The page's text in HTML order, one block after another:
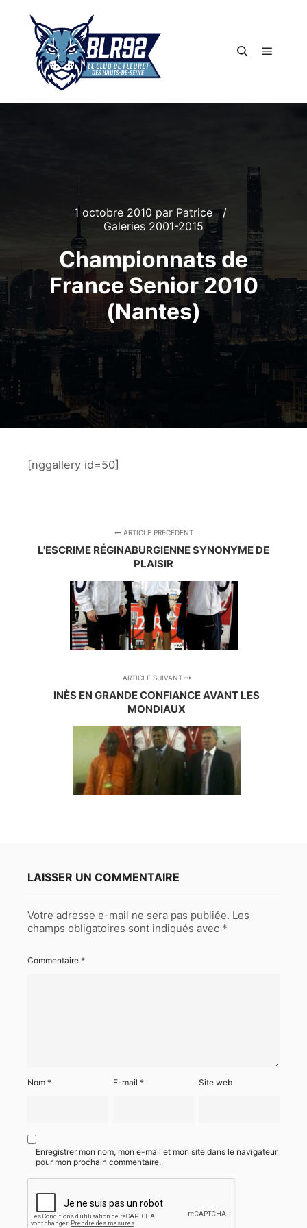
1 octobre 2010 par Patrice
Galeries 2001-2015
Championnats de
France Senior 2010
(Nantes)
[nggallery id=50]
ARTICLE PRÉCÉDENT
L'ESCRIME RÉGINABURGIENNE SYNONYME DE
PLAISIR
ARTICLE SUIVANT
INÈS EN GRANDE CONFIANCE AVANT LES
MONDIAUX
LAISSER UN COMMENTAIRE
Votre adresse e-mail ne sera pas publiée. Les
champs obligatoires sont indiqués avec *
Commentaire *
Nom * E-mail* Site web
Enregistrer mon nom, mon e-mail et mon site dans le navigateur
pour mon prochain commentaire.